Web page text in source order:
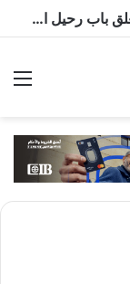
أزمة البرازيلي بيزيرا تشتعل.. الزمالك يغلق باب رحيل اللاعب ويؤكد : « لن ندخل في مفاوضات بشأن أي عروض »